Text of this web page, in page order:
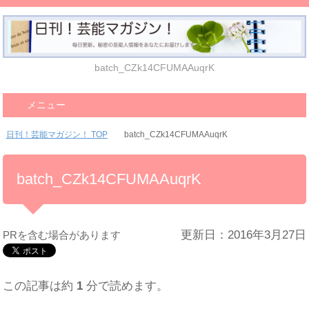
batch_CZk14CFUMAAuqrK
メニュー
日刊！芸能マガジン！ TOP batch_CZk14CFUMAAuqrK
batch_CZk14CFUMAAuqrK
PRを含む場合があります 更新日：2016年3月27日
この記事は約 1 分で読めます。